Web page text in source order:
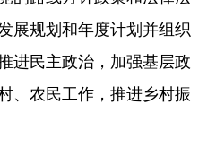
展规划和年度计划并组织
进民主政治，加强基层政
、农民工作，推进乡村振